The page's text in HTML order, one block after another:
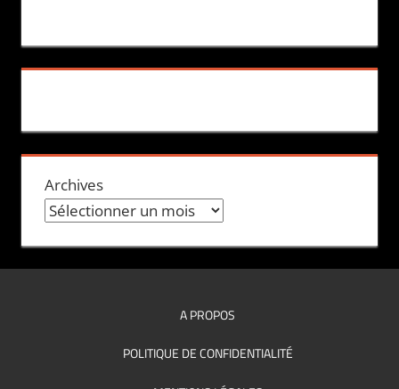
Archives
A PROPOS
POLITIQUE DE CONFIDENTIALITÉ